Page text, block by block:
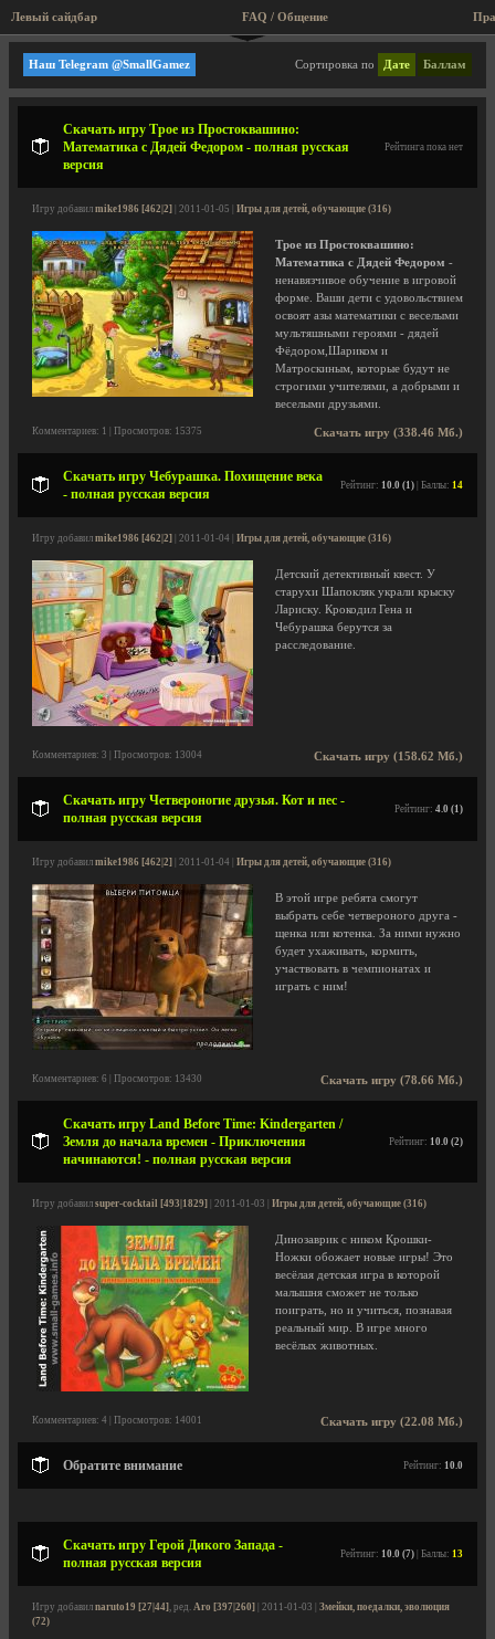
Левый сайдбар FAQ / Общение
Игры для детей, обучающие
Сортировка по Дате Баллам
Наш Telegram @SmallGamez
Скачать игру Трое из Простоквашино:
Математика с Дядей Федором - полная русская
версия
Рейтинга пока нет
Игру добавил mike1986 [462|2] | 2011-01-05 | Игры для детей, обучающие (316)
Трое из Простоквашино:
Математика с Дядей Федором -
ненавязчивое обучение в игровой
форме. Ваши дети с удовольствием
освоят азы математики с веселыми
мультяшными героями - дядей
Фёдором,Шариком и
Матроскиным, которые будут не
строгими учителями, а добрыми и
веселыми друзьями.
Скачать игру (338.46 Мб.)
Комментариев: 1 | Просмотров: 15375
Скачать игру Чебурашка. Похищение века
- полная русская версия
Рейтинг: 10.0 (1) | Баллы: 14
Игру добавил mike1986 [462|2] | 2011-01-04 | Игры для детей, обучающие (316)
Детский детективный квест. У
старухи Шапокляк украли крыску
Лариску. Крокодил Гена и
Чебурашка берутся за
расследование.
Скачать игру (158.62 Мб.)
Комментариев: 3 | Просмотров: 13004
Скачать игру Четвероногие друзья. Кот и пес -
полная русская версия
Рейтинг: 4.0 (1)
Игру добавил mike1986 [462|2] | 2011-01-04 | Игры для детей, обучающие (316)
В этой игре ребята смогут
выбрать себе четвероного друга -
щенка или котенка. За ними нужно
будет ухаживать, кормить,
участвовать в чемпионатах и
играть с ним!
Скачать игру (78.66 Мб.)
Комментариев: 6 | Просмотров: 13430
Скачать игру Land Before Time: Kindergarten /
Земля до начала времен - Приключения
начинаются! - полная русская версия
Рейтинг: 10.0 (2)
Игру добавил super-cocktail [493|1829] | 2011-01-03 | Игры для детей, обучающие (316)
Динозаврик с ником Крошки-
Ножки обожает новые игры! Это
весёлая детская игра в которой
малышня сможет не только
поиграть, но и учиться, познавая
реальный мир. В игре много
весёлых животных.
Скачать игру (22.08 Мб.)
Комментариев: 4 | Просмотров: 14001
Обратите внимание Рейтинг: 10.0
Скачать игру Герой Дикого Запада -
полная русская версия
Рейтинг: 10.0 (7) | Баллы: 13
Игру добавил naruto19 [27|44], ред. Aro [397|260] | 2011-01-03 | Змейки, поедалки, эволюция
(72)